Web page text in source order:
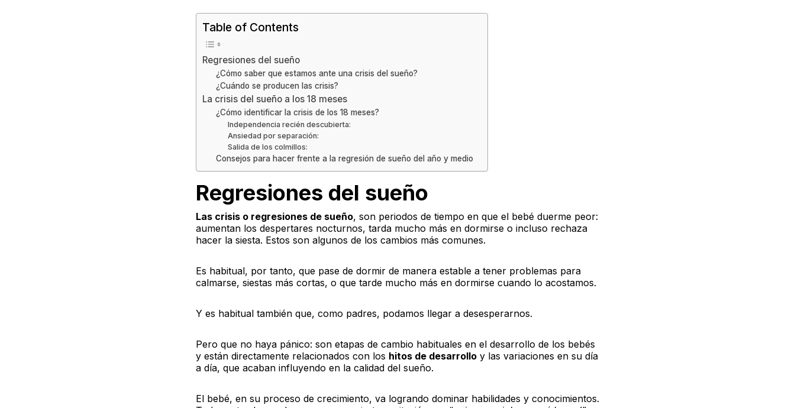
Table of Contents
Regresiones del sueño
¿Cómo saber que estamos ante una crisis del sueño?
¿Cuándo se producen las crisis?
La crisis del sueño a los 18 meses
¿Cómo identificar la crisis de los 18 meses?
Independencia recién descubierta:
Ansiedad por separación:
Salida de los colmillos:
Consejos para hacer frente a la regresión de sueño del año y medio
Regresiones del sueño
Las crisis o regresiones de sueño, son periodos de tiempo en que el bebé duerme peor:
aumentan los despertares nocturnos, tarda mucho más en dormirse o incluso rechaza
hacer la siesta. Estos son algunos de los cambios más comunes.
Es habitual, por tanto, que pase de dormir de manera estable a tener problemas para
calmarse, siestas más cortas, o que tarde mucho más en dormirse cuando lo acostamos.
Y es habitual también que, como padres, podamos llegar a desesperarnos.
Pero que no haya pánico: son etapas de cambio habituales en el desarrollo de los bebés
y están directamente relacionados con los hitos de desarrollo y las variaciones en su día
a día, que acaban influyendo en la calidad del sueño.
El bebé, en su proceso de crecimiento, va logrando dominar habilidades y conocimientos.